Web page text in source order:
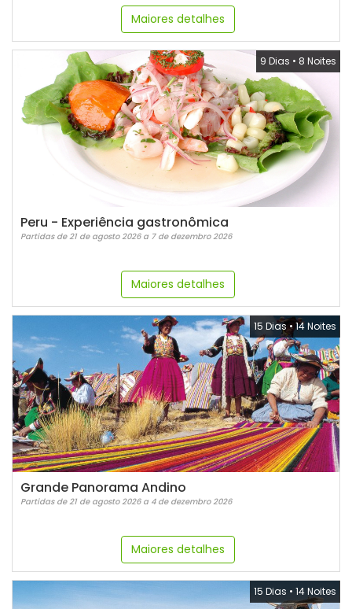
Maiores detalhes
9 Dias • 8 Noites
Peru - Experiência gastronômica
Partidas de 21 de agosto 2026 a 7 de dezembro 2026
Maiores detalhes
15 Dias •14 Noites
Grande Panorama Andino
Partidas de 21 de agosto 2026 a 4 de dezembro 2026
Maiores detalhes
15 Dias • 14 Noites